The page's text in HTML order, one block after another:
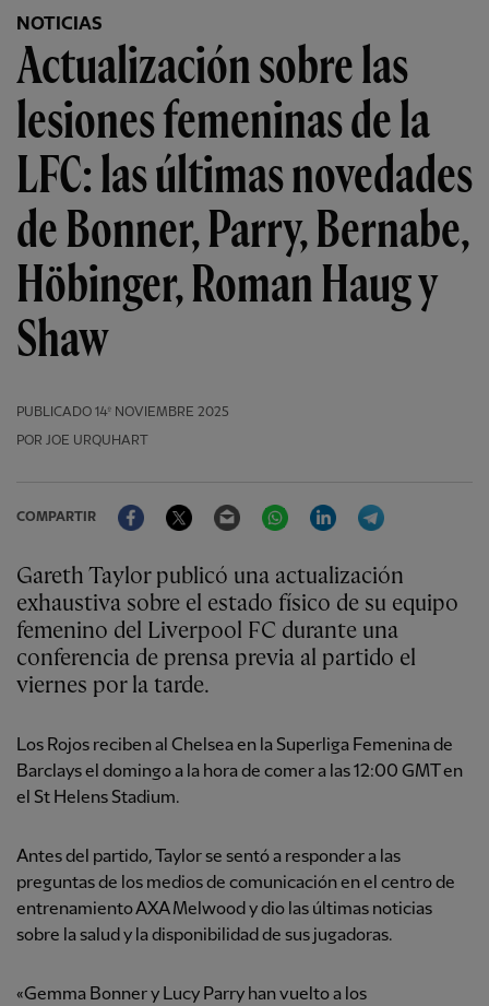
NOTICIAS
Actualización sobre las
lesiones femeninas de la
LFC: las últimas novedades
de Bonner, Parry, Bernabe,
Höbinger, Roman Haug y
Shaw
PUBLICADO 14º NOVIEMBRE 2025
POR JOE URQUHART
COMPARTIR
FacebookTwitter Email WhatsAppLinkedIn
Gareth Taylor publicó una actualización
exhaustiva sobre el estado físico de su equipo
femenino del Liverpool FC durante una
conferencia de prensa previa al partido el
viernes por la tarde.
Los Rojos reciben al Chelsea en la Superliga Femenina de
Barclays el domingo a la hora de comer a las 12:00 GMT en
el St Helens Stadium.
Antes del partido, Taylor se sentó a responder a las
preguntas de los medios de comunicación en el centro de
entrenamiento AXA Melwood y dio las últimas noticias
sobre la salud y la disponibilidad de sus jugadoras.
«Gemma Bonner y Lucy Parry han vuelto a los